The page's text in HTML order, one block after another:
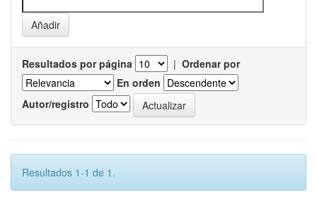
Resultados por página | Ordenar por
En orden
Autor/registro
Resultados 1-1 de 1.